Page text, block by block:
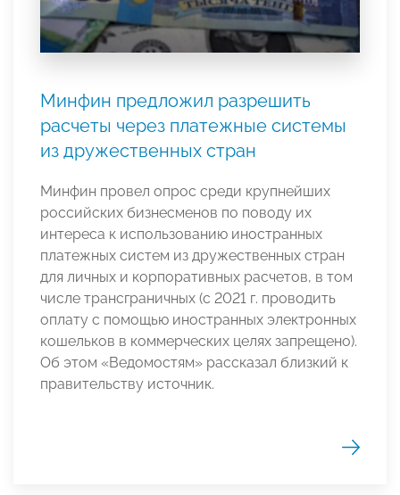
Минфин предложил разрешить
расчеты через платежные системы
из дружественных стран
Минфин провел опрос среди крупнейших
российских бизнесменов по поводу их
интереса к использованию иностранных
платежных систем из дружественных стран
для личных и корпоративных расчетов, в том
числе трансграничных (с 2021 г. проводить
оплату с помощью иностранных электронных
кошельков в коммерческих целях запрещено).
Об этом «Ведомостям» рассказал близкий к
правительству источник.